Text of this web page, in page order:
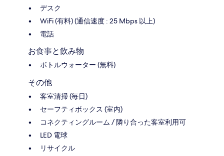
デスク
WiFi (有料) (通信速度 : 25 Mbps 以上)
電話
お食事と飲み物
ボトルウォーター (無料)
その他
客室清掃 (毎日)
セーフティボックス (室内)
コネクティングルーム / 隣り合った客室利用可
LED 電球
リサイクル